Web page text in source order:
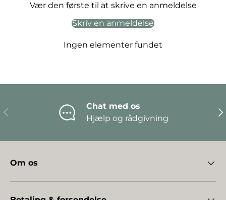
Vær den første til at skrive en anmeldelse
Skriv en anmeldelse
Ingen elementer fundet
Forrige
Chat med os
Hjælp og rådgivning
Om os